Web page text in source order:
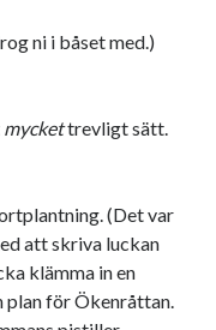
på FB)
ni i båset med.)
myckettrevligt sätt.
(Det var
att skriva luckan
klämma in en
plan för Ökenråttan.